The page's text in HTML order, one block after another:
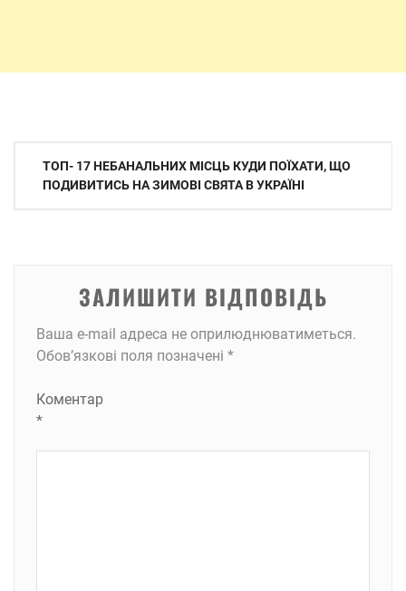
Навігація
записів
ТОП- 17 НЕБАНАЛЬНИХ МІСЦЬ КУДИ ПОЇХАТИ, ЩО
ПОДИВИТИСЬ НА ЗИМОВІ СВЯТА В УКРАЇНІ
ЗАЛИШИТИ ВІДПОВІДЬ
Ваша e-mail адреса не оприлюднюватиметься.
Обов’язкові поля позначені *
Коментар
*